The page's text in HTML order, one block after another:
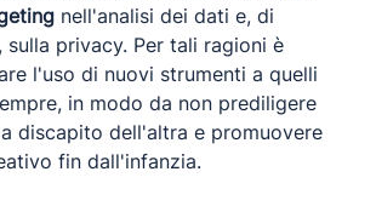
nell'analisi dei dati e, di
sulla privacy. Per tali ragioni è
l'uso di nuovi strumenti a quelli
in modo da non prediligere
discapito dell'altra e promuovere
fin dall'infanzia.